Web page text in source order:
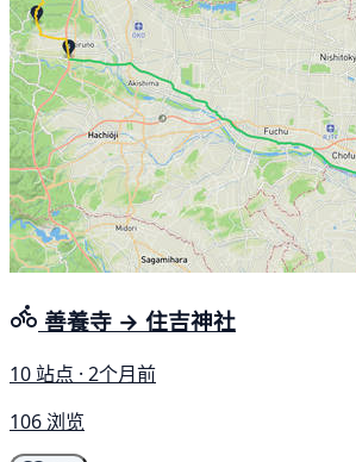
善養寺 → 住吉神社
10 站点 · 2个月前
106 浏览